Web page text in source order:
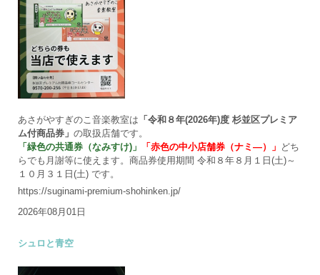
あさがやすぎのこ音楽教室は 「令和８年(2026年)度 杉並区プレミア
ム付商品券」 の取扱店舗です。
「緑色の共通券（なみすけ)」
「赤色の中小店舗券（ナミ―）」 どち
らでも月謝等に使えます。商品券使用期間 令和８年８月１日(土)～
１０月３１日(土) です。
https://suginami-premium-shohinken.jp/
2026年08月01日
シュロと青空